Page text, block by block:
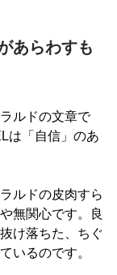
あらわすも
ルドの文章で
は「自信」のあ
ルドの皮肉すら
無関心です。良
け落ちた、ちぐ
いるのです。